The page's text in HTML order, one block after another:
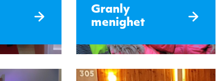
Granly
menighet